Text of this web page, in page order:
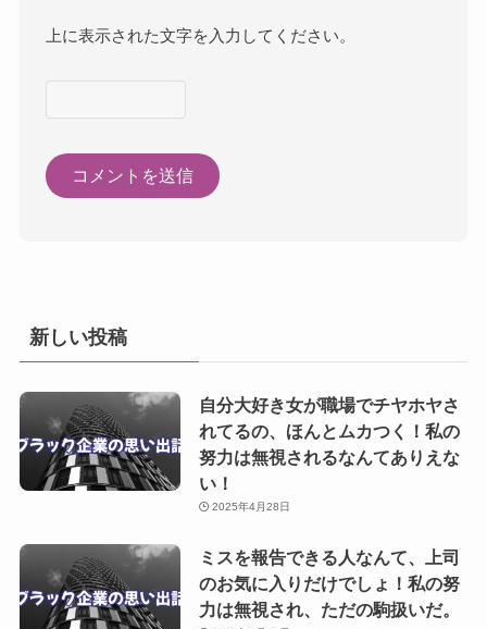
上に表示された文字を入力してください。
新しい投稿
自分大好き女が職場でチヤホヤさ
れてるの、ほんとムカつく！私の
努力は無視されるなんてありえな
い！
2025年4月28日
ミスを報告できる人なんて、上司
のお気に入りだけでしょ！私の努
力は無視され、ただの駒扱いだ。